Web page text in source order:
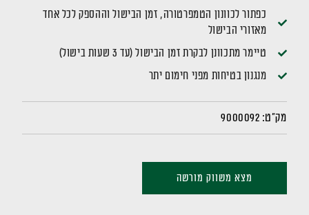
כפתור לכוונון הטמפרטורה, זמן הבישול וההספק לכל אחד
מאזורי הבישול
טיימר מתכוונן לבקרת זמן הבישול (עד 3 שעות בישול)
מנגנון בטיחות מפני חימום יתר
מק"ט: 9000092
מצא משווק מורשה